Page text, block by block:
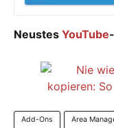
Neustes YouTube
Add-Ons Area